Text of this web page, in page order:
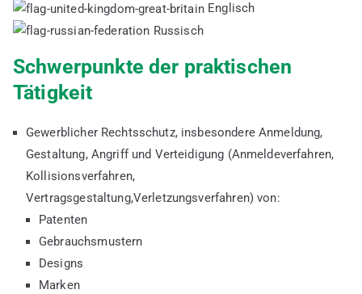
Englisch
Russisch
Schwerpunkte der praktischen
Tätigkeit
Gewerblicher Rechtsschutz, insbesondere Anmeldung,
Gestaltung, Angriff und Verteidigung (Anmeldeverfahren,
Kollisionsverfahren,
Vertragsgestaltung,Verletzungsverfahren) von:
Patenten
Gebrauchsmustern
Designs
Marken